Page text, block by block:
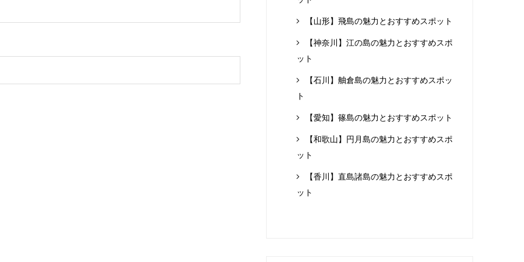
【山形】飛島の魅力とおすすめスポット
【神奈川】江の島の魅力とおすすめスポ
ット
【石川】舳倉島の魅力とおすすめスポッ
ト
【愛知】篠島の魅力とおすすめスポット
【和歌山】円月島の魅力とおすすめスポ
ット
【香川】直島諸島の魅力とおすすめスポ
ット